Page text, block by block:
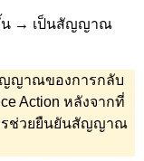
น → เป็นสัญญาณ
ญญาณของการกลับ
Action หลังจากที่
รช่วยยืนยันสัญญาณ